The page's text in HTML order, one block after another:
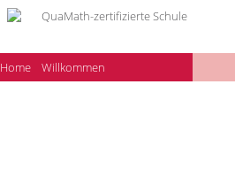
Home Willkommen